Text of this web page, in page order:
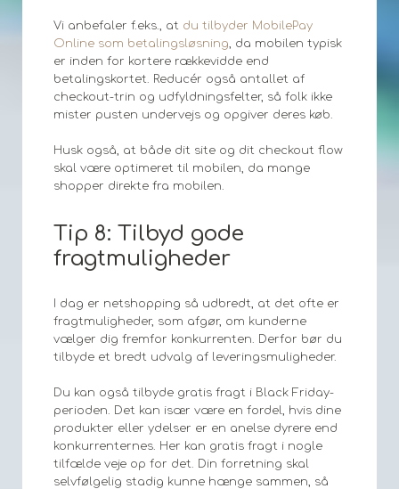
Vi anbefaler f.eks., at du tilbyder MobilePay
Online som betalingsløsning, da mobilen typisk
er inden for kortere rækkevidde end
betalingskortet. Reducér også antallet af
checkout-trin og udfyldningsfelter, så folk ikke
mister pusten undervejs og opgiver deres køb.
Husk også, at både dit site og dit checkout flow
skal være optimeret til mobilen, da mange
shopper direkte fra mobilen.
Tip 8: Tilbyd gode
fragtmuligheder
I dag er netshopping så udbredt, at det ofte er
fragtmuligheder, som afgør, om kunderne
vælger dig fremfor konkurrenten. Derfor bør du
tilbyde et bredt udvalg af leveringsmuligheder.
Du kan også tilbyde gratis fragt i Black Friday-
perioden. Det kan især være en fordel, hvis dine
produkter eller ydelser er en anelse dyrere end
konkurrenternes. Her kan gratis fragt i nogle
tilfælde veje op for det. Din forretning skal
selvfølgelig stadig kunne hænge sammen, så